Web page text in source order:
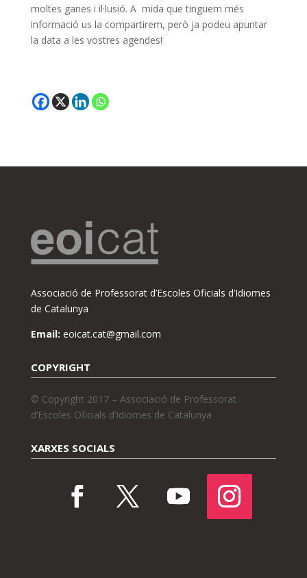
moltes ganes i il·lusió. A mida que tinguem més
informació us la compartirem, però ja podeu apuntar
la data a les vostres agendes!
Associació de Professorat d’Escoles Oficials d’Idiomes
de Catalunya
Email: eoicat.cat@gmail.com
COPYRIGHT
© Copyright 2017 – Associació de Professorat
d’Escoles Oficials d’Idiomes de Catalunya
XARXES SOCIALS